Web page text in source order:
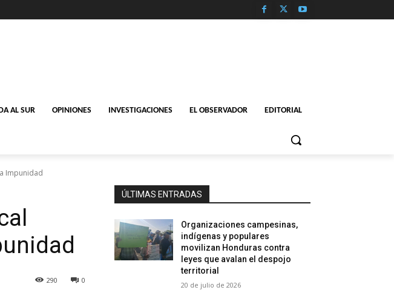
AL SUR OPINIONES INVESTIGACIONES EL OBSERVADOR EDITORIAL
Impunidad
0
290
ÚLTIMAS ENTRADAS
Organizaciones campesinas,
indígenas y populares
movilizan Honduras contra
leyes que avalan el despojo
territorial
20 de julio de 2026